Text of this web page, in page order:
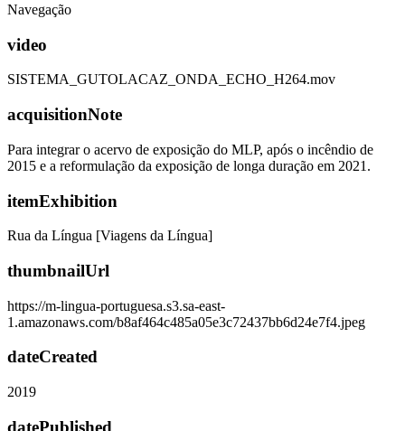
Navegação
video
SISTEMA_GUTOLACAZ_ONDA_ECHO_H264.mov
acquisitionNote
Para integrar o acervo de exposição do MLP, após o incêndio de
2015 e a reformulação da exposição de longa duração em 2021.
itemExhibition
Rua da Língua [Viagens da Língua]
thumbnailUrl
https://m-lingua-portuguesa.s3.sa-east-
1.amazonaws.com/b8af464c485a05e3c72437bb6d24e7f4.jpeg
dateCreated
2019
datePublished